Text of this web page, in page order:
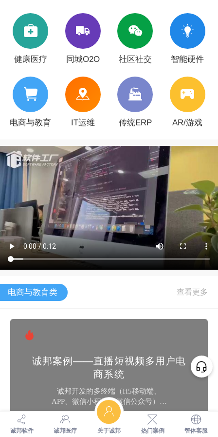
健康医疗 同城O2O 社区社交 智能硬件
电商与教育 IT运维 传统ERP AR/游戏
电商与教育类
诚邦案例——直播短视频多用户电
商系统
诚邦开发的多终端（H5移动端、
APP、微信小程序、微信公众号）、
多用户商城系统拥有多种运营模式
B2B2C/B2C，内置独立商家后台、
商城装修、短视频、社区种草、全
诚邦软件 诚邦医疗 关于诚邦 热门案例 智体客服